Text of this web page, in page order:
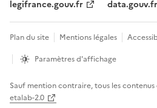
legifrance.gouv.fr
data.gouv.fr
Plan du site Mentions légales
Paramètres d'affichage
Sauf mention contraire, tous les contenus
etalab-2.0